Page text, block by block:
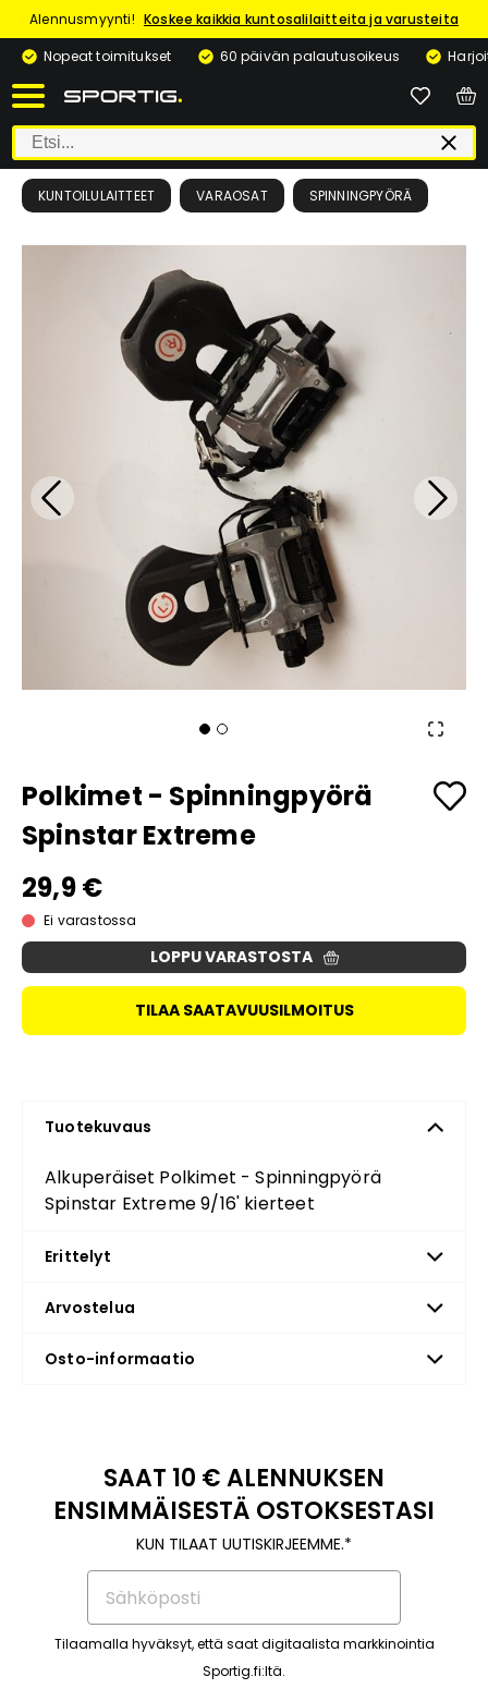
Alennusmyynti! Koskee kaikkia kuntosalilaitteita ja varusteita
Nopeat toimitukset
60 päivän palautusoikeus
KUNTOILULAITTEET VARAOSAT SPINNINGPYÖRÄ
Polkimet - Spinningpyörä
Spinstar Extreme
29,9 €
Ei varastossa
LOPPU VARASTOSTA
TILAA SAATAVUUSILMOITUS
Tuotekuvaus
Alkuperäiset Polkimet - Spinningpyörä
Spinstar Extreme 9/16' kierteet
Erittelyt
Arvostelua
Osto-informaatio
SAAT 10 € ALENNUKSEN
ENSIMMÄISESTÄ OSTOKSESTASI
KUN TILAAT UUTISKIRJEEMME.*
Tilaamalla hyväksyt, että saat digitaalista markkinointia
Sportig.fi:ltä.